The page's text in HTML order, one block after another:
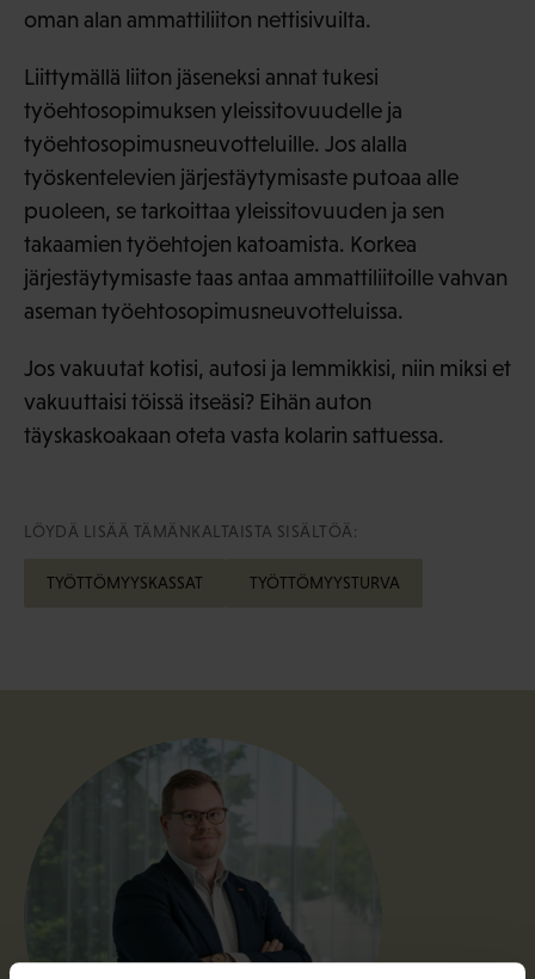
oman alan ammattiliiton nettisivuilta.
Liittymällä liiton jäseneksi annat tukesi
työehtosopimuksen yleissitovuudelle ja
työehtosopimusneuvotteluille. Jos alalla
työskentelevien järjestäytymisaste putoaa alle
puoleen, se tarkoittaa yleissitovuuden ja sen
takaamien työehtojen katoamista. Korkea
järjestäytymisaste taas antaa ammattiliitoille vahvan
aseman työehtosopimusneuvotteluissa.
Jos vakuutat kotisi, autosi ja lemmikkisi, niin miksi et
vakuuttaisi töissä itseäsi? Eihän auton
täyskaskoakaan oteta vasta kolarin sattuessa.
LÖYDÄ LISÄÄ TÄMÄNKALTAISTA SISÄLTÖÄ:
TYÖTTÖMYYSKASSAT TYÖTTÖMYYSTURVA